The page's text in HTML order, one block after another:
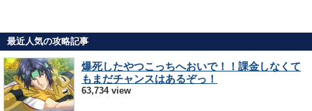
最近人気の攻略記事
爆死したやつこっちへおいで！！課金しなくて
もまだチャンスはあるぞっ！
63,734 view